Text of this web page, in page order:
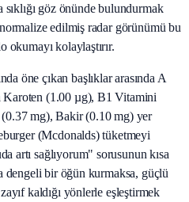
göz önünde bulundurmak
edilmiş radar görünümü bu
okumayı kolaylaştırır.
öne çıkan başlıklar arasında A
(1.00 µg), B1 Vitamini
mg), Bakir (0.10 mg) yer
(Mcdonalds) tüketmeyi
artı sağlıyorum" sorusunun kısa
dengeli bir öğün kurmaksa, güçlü
kaldığı yönlerle eşleştirmek